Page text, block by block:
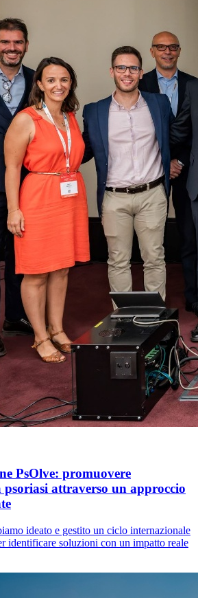
PsOlve: promuovere
attraverso un approccio
ideato e gestito un ciclo internazionale
identificare soluzioni con un impatto reale